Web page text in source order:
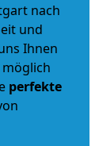
nach
und
Ihnen
perfekte